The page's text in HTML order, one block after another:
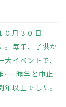
０月３０日
。毎年、子供か
イベントで、
･一昨年と中止
以上でした。